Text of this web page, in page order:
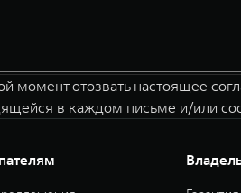
момент отозвать настоящее
в каждом письме и/или